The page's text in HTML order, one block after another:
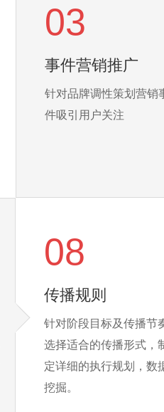
03
事件营销推广
针对品牌调性策划营销
件吸引用户关注
08
传播规则
针对阶段目标及传播节
选择适合的传播形式，
定详细的执行规划，数
挖掘。